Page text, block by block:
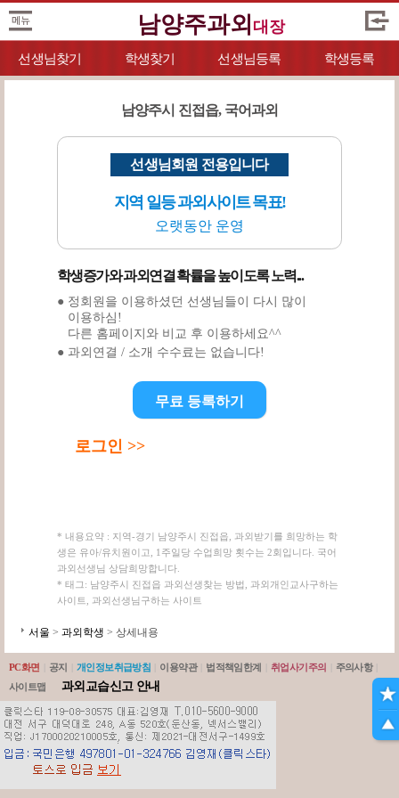
남양주과외 대장
선생님찾기 학생찾기 선생님등록 학생등록
남양주시 진접읍, 국어과외
선생님회원 전용입니다
지역 일등 과외사이트 목표!
오랫동안 운영
학생증가와 과외연결 확률을 높이도록 노력...
● 정회원을 이용하셨던 선생님들이 다시 많이
이용하심!
다른 홈페이지와 비교 후 이용하세요^^
● 과외연결 / 소개 수수료는 없습니다!
무료 등록하기
로그인 >>
* 내용요약 : 지역-경기 남양주시 진접읍, 과외받기를 희망하는 학
생은 유아/유치원이고, 1주일당 수업희망 횟수는 2회입니다. 국어
과외선생님 상담희망합니다.
* 태그: 남양주시 진접읍 과외선생찾는 방법, 과외개인교사구하는
사이트, 과외선생님구하는 사이트
서울 > 과외학생 > 상세내용
PC화면 공지 개인정보취급방침 이용약관 법적책임한계 취업사기주의 주의사항
사이트맵
과외교습신고 안내